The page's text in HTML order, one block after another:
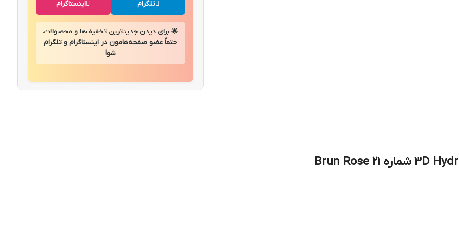
اینستاگرام تلگرام
🌟 برای دیدن جدیدترین تخفیف‌ها و محصولات،
حتماً عضو صفحه‌هامون در اینستاگرام و تلگرام
شو!